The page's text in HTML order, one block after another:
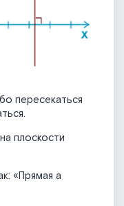
пересекаться
плоскости
«Прямая а